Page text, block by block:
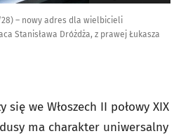
– nowy adres dla wielbicieli
Stanisława Dróżdża, z prawej Łukasza
się we Włoszech II połowy XIX
ma charakter uniwersalny